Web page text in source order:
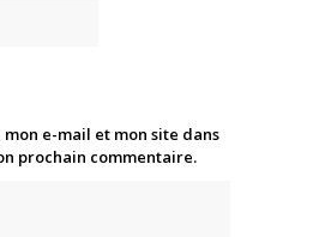
e-mail et mon site dans
prochain commentaire.